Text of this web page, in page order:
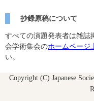
抄録原稿について
すべての演題発表者は雑誌
会学術集会のホームページ
い。
Copyright (C) Japanese